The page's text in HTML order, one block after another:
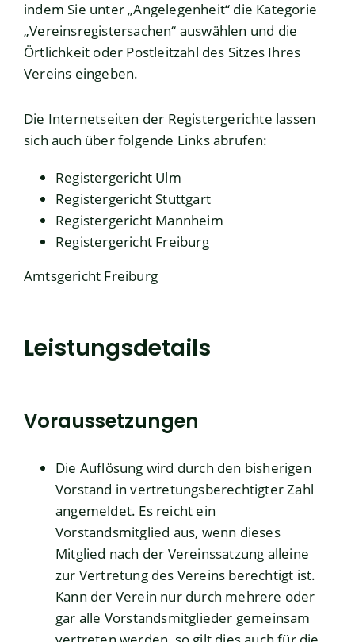
indem Sie unter „Angelegenheit“ die Kategorie
„Vereinsregistersachen“ auswählen und die
Örtlichkeit oder Postleitzahl des Sitzes Ihres
Vereins eingeben.
Die Internetseiten der Registergerichte lassen
sich auch über folgende Links abrufen:
Registergericht Ulm
Registergericht Stuttgart
Registergericht Mannheim
Registergericht Freiburg
Amtsgericht Freiburg
Leistungsdetails
Voraussetzungen
Die Auflösung wird durch den bisherigen
Vorstand in vertretungsberechtigter Zahl
angemeldet. Es reicht ein
Vorstandsmitglied aus, wenn dieses
Mitglied nach der Vereinssatzung alleine
zur Vertretung des Vereins berechtigt ist.
Kann der Verein nur durch mehrere oder
gar alle Vorstandsmitglieder gemeinsam